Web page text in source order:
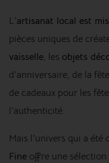
L'artisanat local est
pièces uniques de
vaisselle, les objets
d'anniversaire, de la
de cadeaux pour les
l'authenticité.
Mais l'univers qui a été
Fine offre une sélection